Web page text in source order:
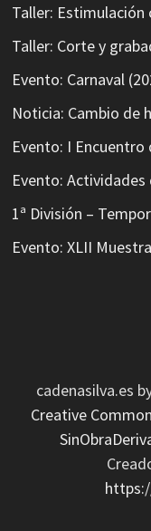
Taller:
Taller: Corte y
Evento: Carnaval
Noticia: Cambio de
Evento: I
Evento:
1ª División –
Evento: XLII
cadenasilva.es
Creative